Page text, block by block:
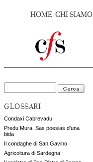
HOME CHI SIAMO
GLOSSARI
Condaxi Cabrevadu
Predu Mura. Sas poesias d'una
bida
Il condaghe di San Gavino
Agricoltura di Sardegna